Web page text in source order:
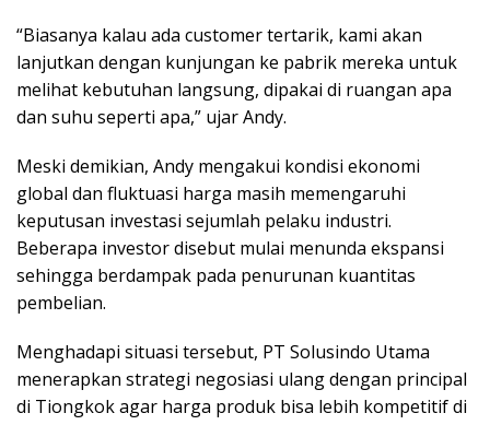
“Biasanya kalau ada customer tertarik, kami akan
lanjutkan dengan kunjungan ke pabrik mereka untuk
melihat kebutuhan langsung, dipakai di ruangan apa
dan suhu seperti apa,” ujar Andy.
Meski demikian, Andy mengakui kondisi ekonomi
global dan fluktuasi harga masih memengaruhi
keputusan investasi sejumlah pelaku industri.
Beberapa investor disebut mulai menunda ekspansi
sehingga berdampak pada penurunan kuantitas
pembelian.
Menghadapi situasi tersebut, PT Solusindo Utama
menerapkan strategi negosiasi ulang dengan principal
di Tiongkok agar harga produk bisa lebih kompetitif di